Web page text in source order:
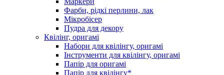
Фарби, рідкі перлини, лак
Мікробісер
Пудра для декору
Квілінг, оригамі
Набори для квілінгу, оригамі
Інструменти для квілінгу, оригамі
Папір для оригамі
Папір для квілінгу*